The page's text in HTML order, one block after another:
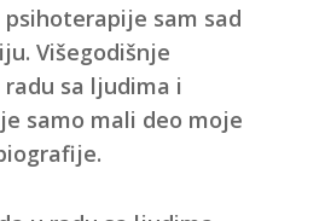
psihoterapije sam sad
Višegodišnje
sa ljudima i
samo mali deo moje